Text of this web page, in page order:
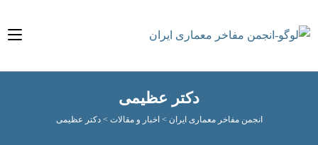
دکتر عظیمی
انجمن مفاخر معماری ایران > اخبار و مقالات>دکتر عظیمی